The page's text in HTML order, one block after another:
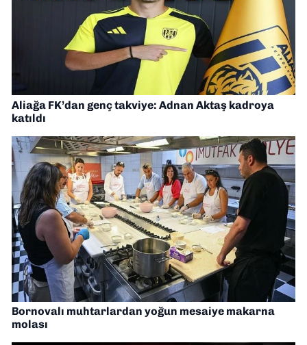
Aliağa FK’dan genç takviye: Adnan Aktaş kadroya
katıldı
Bornovalı muhtarlardan yoğun mesaiye makarna
molası